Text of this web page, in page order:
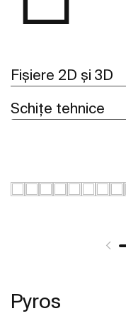
Fișiere 2D și 3D
Schițe tehnice
Pyros